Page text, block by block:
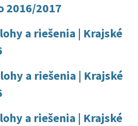
2016/2017
a riešenia | Krajské
a riešenia | Krajské
a riešenia | Krajské